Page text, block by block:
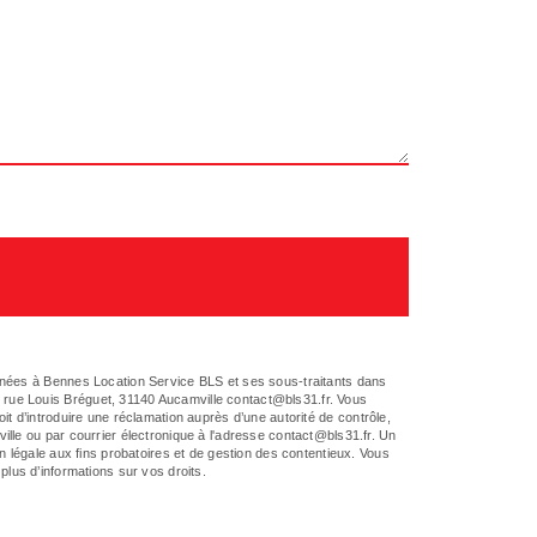
à Bennes Location Service BLS et ses sous-traitants dans
Louis Bréguet, 31140 Aucamville contact@bls31.fr. Vous
une réclamation auprès d’une autorité de contrôle,
ou par courrier électronique à l'adresse contact@bls31.fr. Un
aux fins probatoires et de gestion des contentieux. Vous
d’informations sur vos droits.